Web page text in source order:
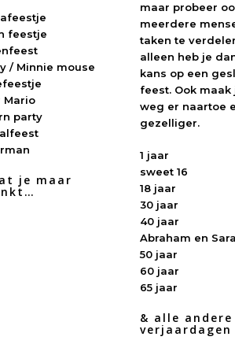
feestje
/ Minnie mouse
Mario
party
je maar
maar probeer
meerdere
taken te
alleen heb je
kans op een
feest. Ook maak
weg er naartoe
gezelliger.
1 jaar
sweet 16
18 jaar
30 jaar
40 jaar
Abraham en
50 jaar
60 jaar
65 jaar
& alle andere
verjaardagen